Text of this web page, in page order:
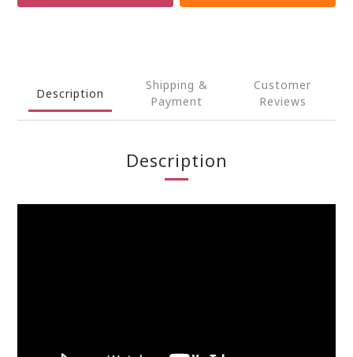
Description
Shipping &
Payment
Customer
Reviews
Description